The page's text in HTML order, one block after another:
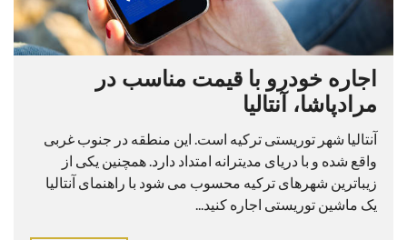
اجاره خودرو با قیمت مناسب در
مرادپاشا، آنتالیا
آنتالیا شهر توریستی ترکیه است. این منطقه در جنوب غربی
واقع شده و با دریای مدیترانه امتداد دارد. همچنین یکی از
زیباترین شهرهای ترکیه محسوب می شود با راهنمای آنتالیا
یک ماشین توریستی اجاره کنید...